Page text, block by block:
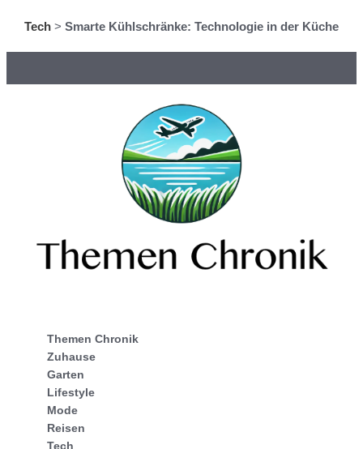
Tech > Smarte Kühlschränke: Technologie in der Küche
Themen Chronik
Zuhause
Garten
Lifestyle
Mode
Reisen
Tech